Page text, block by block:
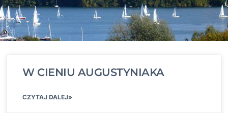
W CIENIU AUGUSTYNIAKA
CZYTAJ DALEJ»